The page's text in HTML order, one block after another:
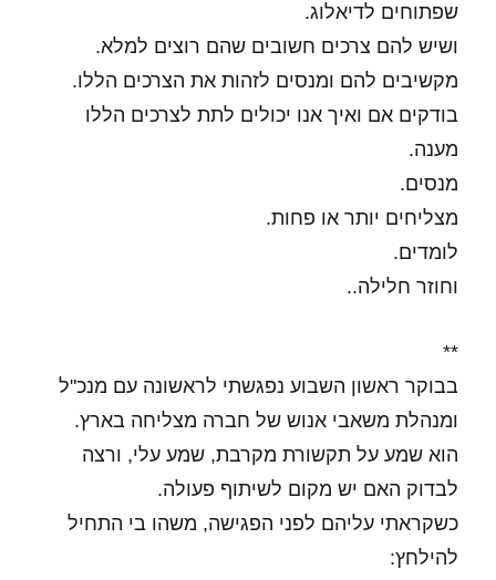
שפתוחים לדיאלוג.
ושיש להם צרכים חשובים שהם רוצים למלא.
מקשיבים להם ומנסים לזהות את הצרכים הללו.
בודקים אם ואיך אנו יכולים לתת לצרכים הללו
מענה.
מנסים.
מצליחים יותר או פחות.
לומדים.
וחוזר חלילה..
**
בבוקר ראשון השבוע נפגשתי לראשונה עם מנכ"ל
ומנהלת משאבי אנוש של חברה מצליחה בארץ.
הוא שמע על תקשורת מקרבת, שמע עלי, ורצה
לבדוק האם יש מקום לשיתוף פעולה.
כשקראתי עליהם לפני הפגישה, משהו בי התחיל
להילחץ: